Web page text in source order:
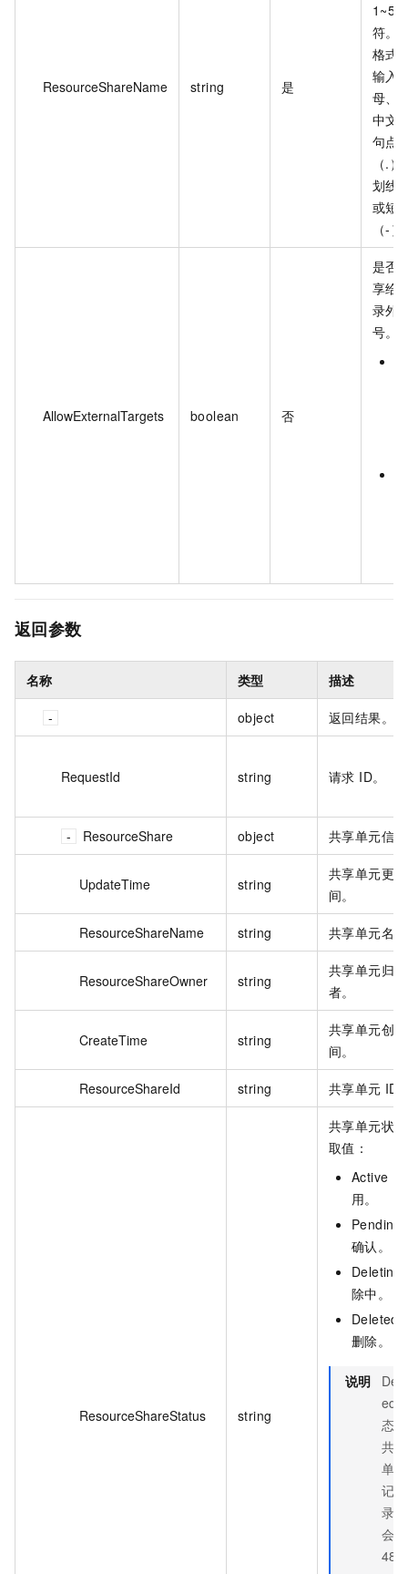
ResourceShareName string 是
1~50
符。
格式
输入
母、
中文
句点
（.
划线
或短
（-
AllowExternalTargets boolean 否
是否
享给
录外
号。
返回参数
名称 类型 描述
object 返回结果。
RequestId string 请求 ID。
ResourceShare object 共享单元信
UpdateTime string
共享单元更
间。
ResourceShareName string 共享单元名
ResourceShareOwner string
共享单元归属
者。
CreateTime string
共享单元创
间。
ResourceShareId string 共享单元 ID
ResourceShareStatus string
共享单元状
取值：
Active：
用。
Pending
确认。
Deleting
除中。
Deleted
删除。
说明
ed
态的
共享
单元
记
录，
会在